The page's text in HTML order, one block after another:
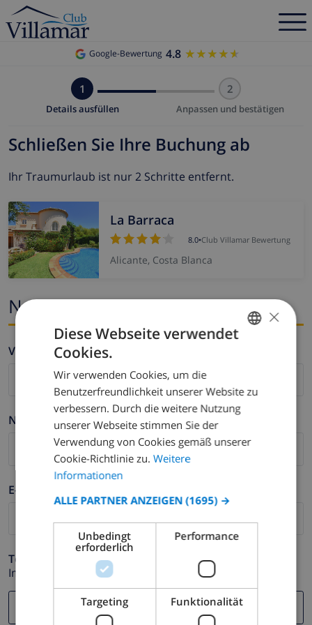
Google-Bewertung 4.8 ★★★★★
★★★★★
1
Details ausfüllen
2
Anpassen und bestätigen
Schließen Sie Ihre Buchung ab
Ihr Traumurlaub ist nur 2 Schritte entfernt.
La Barraca
8.0•Club Villamar Bewertung
Alicante, Costa Blanca
Name und E-mail
Vorname *
Nachname *
E-mail *
Telefonnummer *
Im Fall Ihre E-mail Adresse nicht korrekt funktioniert.
DUTCH
SPANISH
GERMAN
ITALIAN
NORWEGIAN
×
Diese Webseite verwendet
Cookies.
Wir verwenden Cookies, um die
Benutzerfreundlichkeit unserer Website zu
verbessern. Durch die weitere Nutzung
unserer Webseite stimmen Sie der
Verwendung von Cookies gemäß unserer
Cookie-Richtlinie zu. Weitere
Informationen
ALLE PARTNER ANZEIGEN (1695) →
Unbedingt
erforderlich
Performance
Targeting Funktionalität